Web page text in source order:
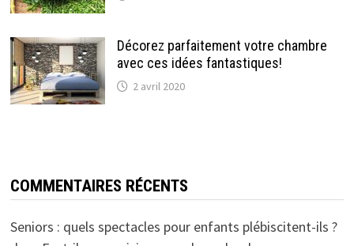
Décorez parfaitement votre chambre
avec ces idées fantastiques!
2 avril 2020
COMMENTAIRES RÉCENTS
Seniors : quels spectacles pour enfants plébiscitent-ils ?